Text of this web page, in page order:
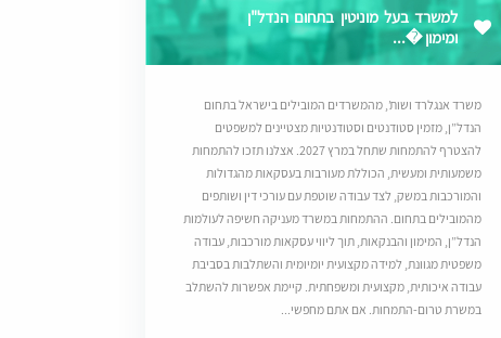
למשרד בעל מוניטין בתחום הנדל"ן
ומימון �...
משרד אנגלרד ושות’, מהמשרדים המובילים בישראל בתחום
הנדל”ן, מזמין סטודנטים וסטודנטיות מצטיינים למשפטים
להצטרף להתמחות שתחל במרץ 2027. אצלנו תזכו להתמחות
משמעותית ומעשית, הכוללת מעורבות בעסקאות מהגדולות
והמורכבות במשק, לצד עבודה שוטפת עם עורכי דין ושותפים
מהמובילים בתחום. ההתמחות במשרד מעניקה חשיפה לעולמות
הנדל”ן, המימון והבנקאות, תוך ליווי עסקאות מורכבות, עבודה
משפטית מגוונת, למידה מקצועית יומיומית והשתלבות בסביבת
עבודה איכותית, מקצועית ומשפחתית. קיימת אפשרות להשתלב
במשרת טרום-התמחות. אם אתם מחפשי...